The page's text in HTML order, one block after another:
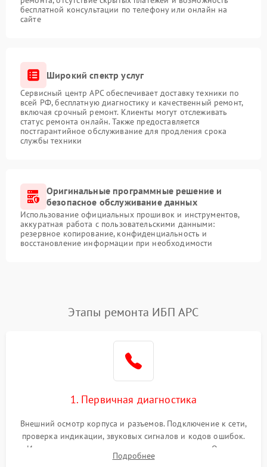
бесплатной консультации по телефону или онлайн на
сайте
Широкий спектр услуг
Сервисный центр APC обеспечивает доставку техники по
всей РФ, бесплатную диагностику и качественный ремонт,
включая срочный ремонт. Клиенты могут отслеживать
статус ремонта онлайн. Также предоставляется
постгарантийное обслуживание для продления срока
службы техники
Оригинальные программные решение и
безопасное обслуживание данных
Использование официальных прошивок и инструментов,
аккуратная работа с пользовательскими данными:
резервное копирование, конфиденциальность и
восстановление информации при необходимости
Этапы ремонта ИБП APC
1. Первичная диагностика
Внешний осмотр корпуса и разъемов. Подключение к сети,
проверка индикации, звуковых сигналов и кодов ошибок.
Измерение входного и выходного напряжения. Оценка
реакции ИБП на отключение основного питания без
Подробнее